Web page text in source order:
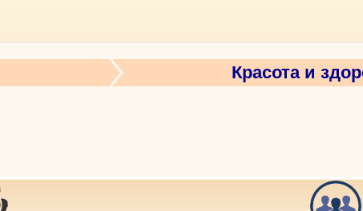
Красота и